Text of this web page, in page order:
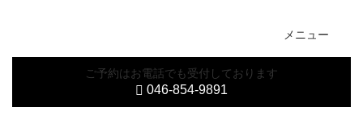
メニュー
ご予約はお電話でも受付しております
046-854-9891